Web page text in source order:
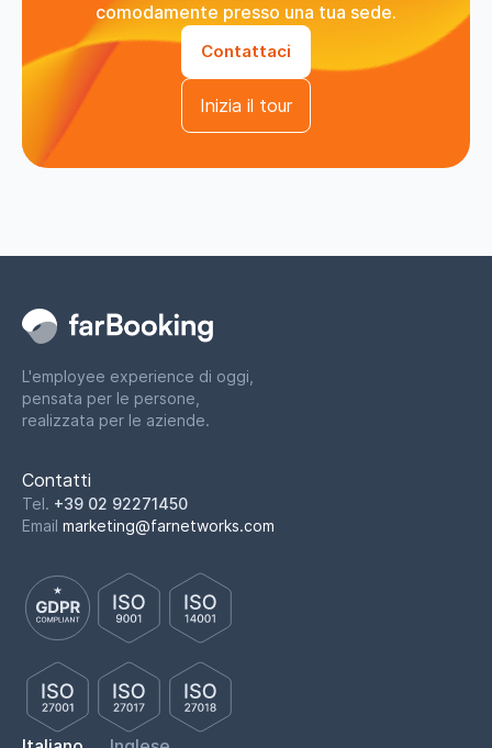
comodamente presso una tua sede.
Contattaci
Inizia il tour
L'employee experience di oggi,
pensata per le persone,
realizzata per le aziende.
Contatti
Tel. +39 02 92271450
Email marketing@farnetworks.com